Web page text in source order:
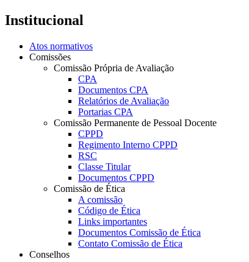
Institucional
Atos normativos
Comissões
Comissão Própria de Avaliação
CPA
Documentos CPA
Relatórios de Avaliação
Portarias CPA
Comissão Permanente de Pessoal Docente
CPPD
Regimento Interno CPPD
RSC
Classe Titular
Documentos CPPD
Comissão de Ética
A comissão
Código de Ética
Links importantes
Documentos Comissão de Ética
Contato Comissão de Ética
Conselhos